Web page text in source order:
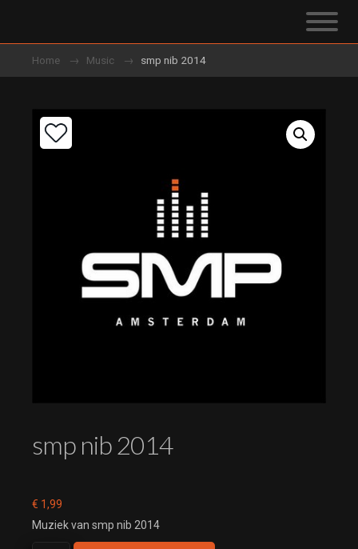
Home Music smp nib 2014
smp nib 2014
€ 1,99
Muziek van smp nib 2014